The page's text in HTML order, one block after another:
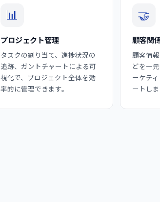
📊
プロジェクト管理
タスクの割り当て、進捗状況の
追跡、ガントチャートによる可
視化で、プロジェクト全体を効
率的に管理できます。
🤝
顧客関
顧客情
どを一
ーケテ
ートしま